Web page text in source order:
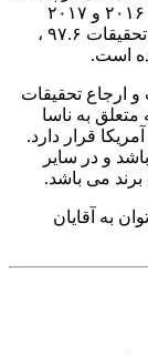
ایالت کالیفرنیا، تاسیس شده است. در سال های ۲۰۱۶ و ۲۰۱۷
بخاطر امتیاز بالای کیفیت تدریس ۹۵.۶ و کیفیت تحقیقات ۹۷.۶ ،
است.
ارجاع تحقیقات
به ناسا
قرار دارد.
و در سایر
برند می باشد.
به آقایان